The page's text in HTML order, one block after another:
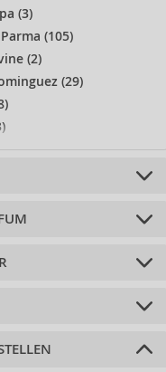
(3)
(105)
(2)
(29)
(13)
(178)
(1)
(31)
(49)
(1)
wateren (1)